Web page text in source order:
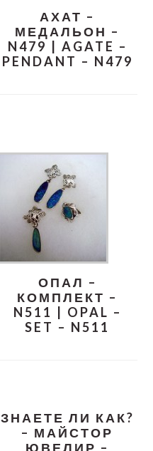
АХАТ –
МЕДАЛЬОН –
N479 | AGATE –
PENDANT – N479
ОПАЛ –
КОМПЛЕКТ –
N511 | OPAL –
SET – N511
ЗНАЕТЕ ЛИ КАК?
– МАЙСТОР
ЮВЕЛИР –